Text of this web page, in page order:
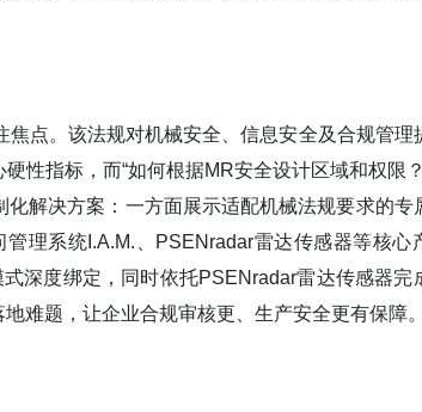
点。该法规对机械安全、信息安全及合规管理
性指标，而“如何根据MR安全设计区域和权限
解决方案：一方面展示适配机械法规要求的专
理系统I.A.M.、PSENradar雷达传感器等核心
深度绑定，同时依托PSENradar雷达传感器完
难题，让企业合规审核更、生产安全更有保障